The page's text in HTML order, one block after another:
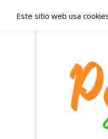
Blog dedicado
Este sitio web usa